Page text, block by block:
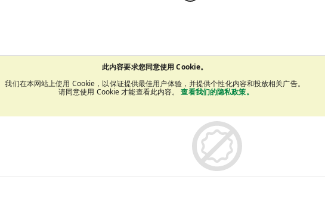
此内容要求您同意使用 Cookie。
我们在本网站上使用 Cookie，以保证提供最佳用户体验，并提供个性化内容和投放相关广告。
请同意使用 Cookie 才能查看此内容。查看我们的隐私政策。